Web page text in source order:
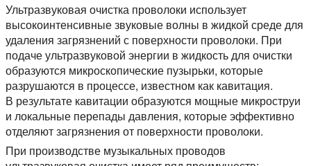
Ультразвуковая очистка проволоки использует
высокоинтенсивные звуковые волны в жидкой среде для
удаления загрязнений с поверхности проволоки. При
подаче ультразвуковой энергии в жидкость для очистки
образуются микроскопические пузырьки, которые
разрушаются в процессе, известном как кавитация.
В результате кавитации образуются мощные микроструи
и локальные перепады давления, которые эффективно
отделяют загрязнения от поверхности проволоки.
При производстве музыкальных проводов